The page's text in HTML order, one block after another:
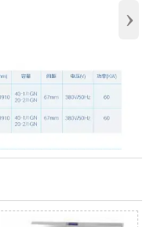
›